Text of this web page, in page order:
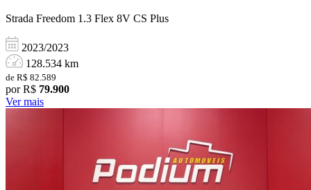
Strada Freedom 1.3 Flex 8V CS Plus
2023/2023
128.534 km
de R$ 82.589
por R$ 79.900
Ver mais